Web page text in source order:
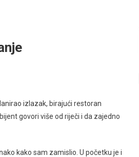
izlazak, birajući restoran
govori više od riječi i da zajedno
kako sam zamislio. U početku je i